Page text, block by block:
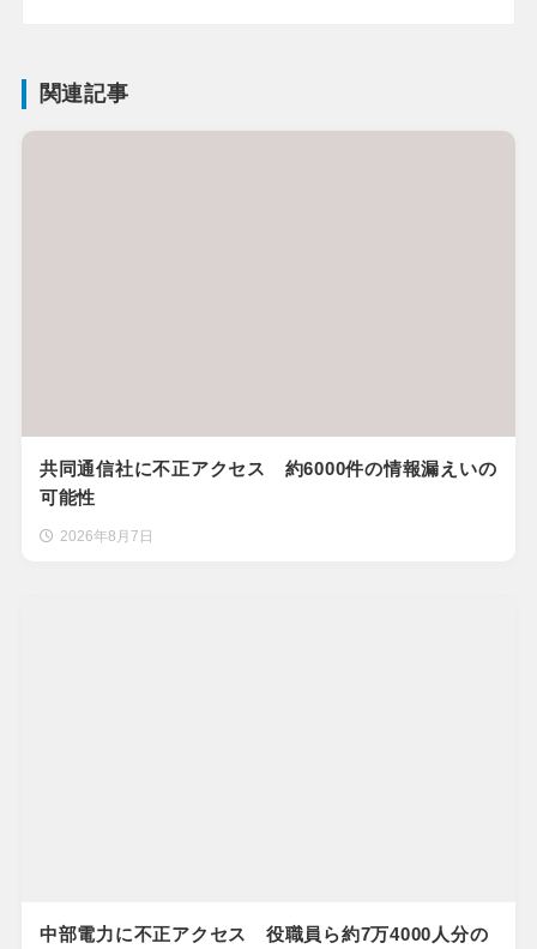
関連記事
共同通信社に不正アクセス 約6000件の情報漏えいの
可能性
2026年8月7日
中部電力に不正アクセス 役職員ら約7万4000人分の